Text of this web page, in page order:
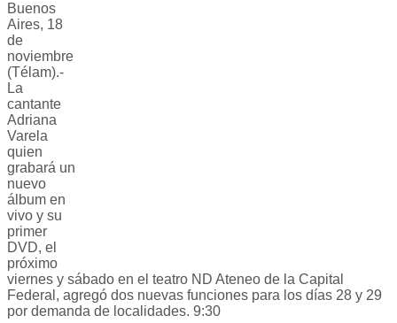
Buenos
Aires, 18
de
noviembre
(Télam).-
La
cantante
Adriana
Varela
quien
grabará un
nuevo
álbum en
vivo y su
primer
DVD, el
próximo
viernes y sábado en el teatro ND Ateneo de la Capital
Federal, agregó dos nuevas funciones para los días 28 y 29
por demanda de localidades. 9:30